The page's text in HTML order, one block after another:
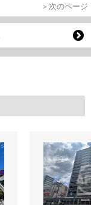
＞次のページ